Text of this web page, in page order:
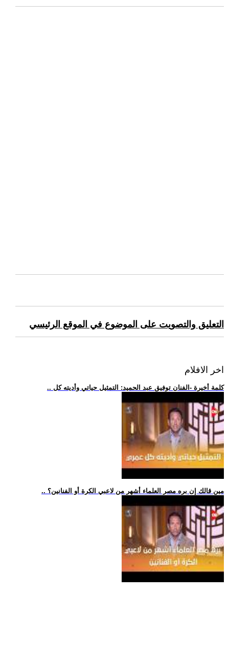
التعليق والتصويت على الموضوع في الموقع الرئيسي
اخر الافلام
.. كلمة أخيرة -الفنان توفيق عبد الحميد: التمثيل حياتي وأديته كل
.. مين قالك إن بره مصر العلماء أشهر من لاعبي الكرة أو الفنانين؟